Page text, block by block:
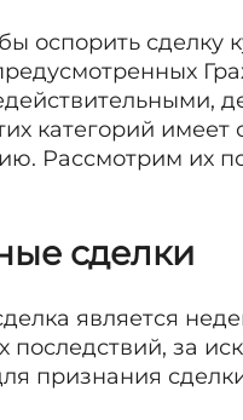
оспорить
категорий
Рассмотрим их
сделки
является
последствий, за
признания